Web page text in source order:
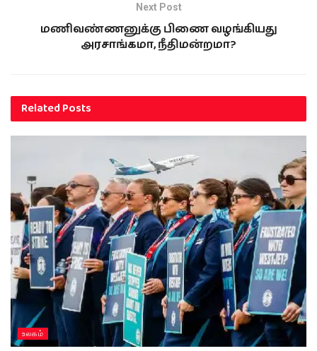
Next Post
மணிவண்ணனுக்கு பிணை வழங்கியது
அரசாங்கமா, நீதிமன்றமா?
RelatedPosts
உலகம்